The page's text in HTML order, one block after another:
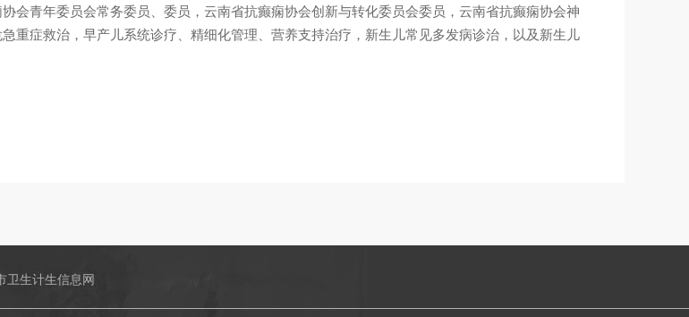
会青年委员会常务委员、委员，云南省抗癫痫协会创新与转化委员会委员，云南省抗癫痫协会神
重症救治，早产儿系统诊疗、精细化管理、营养支持治疗，新生儿常见多发病诊治，以及新生儿
卫生计生信息网